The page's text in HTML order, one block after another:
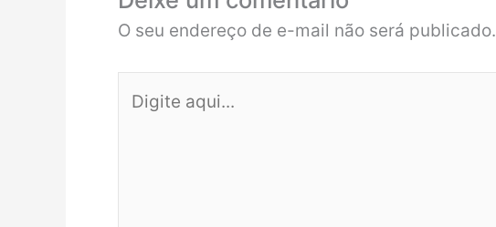
O seu endereço de e-mail não será publicado.